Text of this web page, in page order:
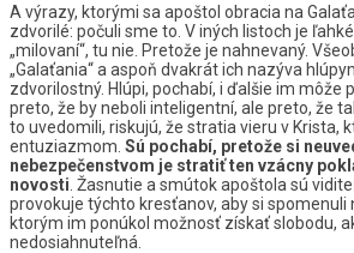
A výrazy, ktorými sa apoštol obracia na
zdvorilé: počuli sme to. V iných listoch je
„milovaní“, tu nie. Pretože je nahnevaný.
„Galaťania“ a aspoň dvakrát ich nazýva
zdvorilostný. Hlúpi, pochabí, i ďalšie im môže
preto, že by neboli inteligentní, ale preto, že
to uvedomili, riskujú, že stratia vieru v Krista,
entuziazmom. Sú pochabí, pretože si
nebezpečenstvom je stratiť ten vzácny
novosti . Žasnutie a smútok apoštola sú
provokuje týchto kresťanov, aby si spomenuli
ktorým im ponúkol možnosť získať slobodu,
nedosiahnuteľná.